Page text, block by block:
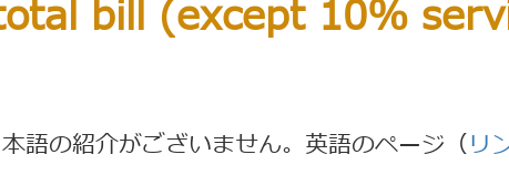
bill (except 10%
語の紹介がございません。英語のページ（リ